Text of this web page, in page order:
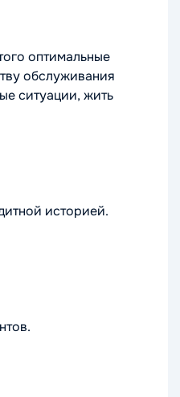
оптимальные
обслуживания
ситуации, жить
историей.